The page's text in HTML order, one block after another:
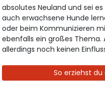
absolutes Neuland und sei
auch erwachsene Hunde
oder beim Kommunizieren
ebenfalls ein großes Thema.
allerdings noch keinen
So erziehst